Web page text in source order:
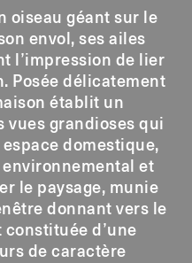
oiseau géant sur le
envol, ses ailes
l’impression de lier
Posée délicatement
établit un
vues grandioses qui
espace domestique,
et
le paysage, munie
donnant vers le
constituée d’une
de caractère